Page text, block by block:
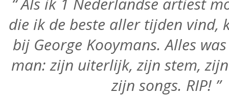
die ik de beste aller tijden vind,
bij George Kooymans. Alles
man: zijn uiterlijk, zijn stem,
zijn songs. RIP! ”